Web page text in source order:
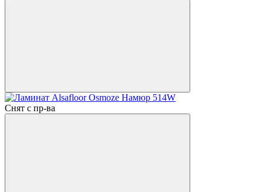
Снят с пр-ва